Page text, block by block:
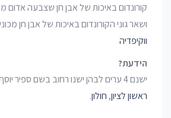
קורונדום באיכות של אבן חן שצבעה אדום
ושאר גוני הקורונדום באיכות של אבן חן
ווקיפדיה
הידעת?
ישנם 4 ערים לבהן ישנו רחוב בשם ספיר יוסף:
ראשון לציון, חולון.